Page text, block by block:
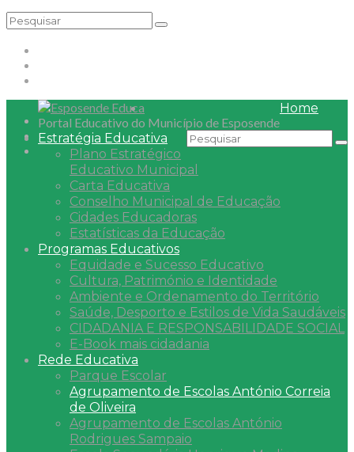
Portal Educativo do Município de Esposende
Home
Estratégia Educativa
Plano Estratégico
Educativo Municipal
Carta Educativa
Conselho Municipal de Educação
Cidades Educadoras
Estatísticas da Educação
Programas Educativos
Equidade e Sucesso Educativo
Cultura, Património e Identidade
Ambiente e Ordenamento do Território
Saúde, Desporto e Estilos de Vida Saudáveis
CIDADANIA E RESPONSABILIDADE SOCIAL
E-Book mais cidadania
Rede Educativa
Parque Escolar
Agrupamento de Escolas António Correia
de Oliveira
Agrupamento de Escolas António
Rodrigues Sampaio